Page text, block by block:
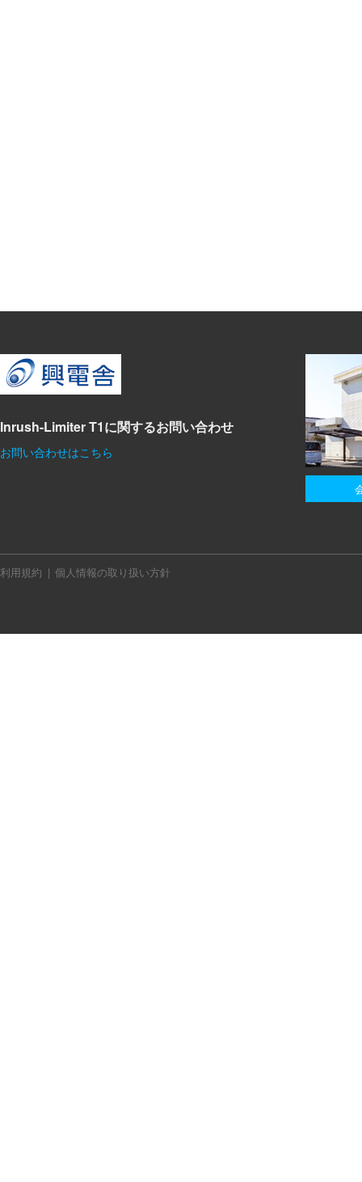
Inrush-Limiter T1に関するお問い合わせ
お問い合わせはこちら
利用規約 個人情報の取り扱い方針